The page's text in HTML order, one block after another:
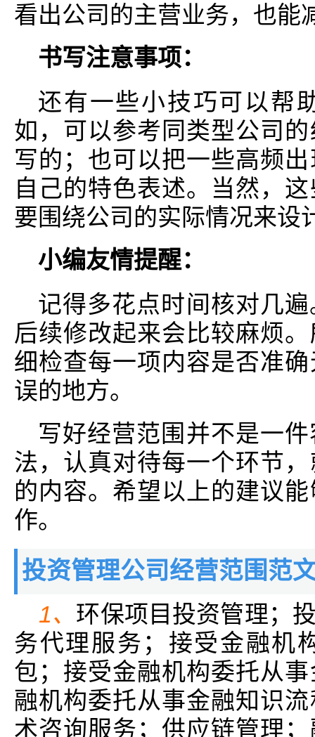
看出公司的主营业务，也能
书写注意事项：
还有一些小技巧可以帮
如，可以参考同类型公司
写的；也可以把一些高频
自己的特色表述。当然，
要围绕公司的实际情况来设
小编友情提醒：
记得多花点时间核对几
后续修改起来会比较麻烦
细检查每一项内容是否准
误的地方。
写好经营范围并不是一
法，认真对待每一个环节
的内容。希望以上的建议
作。
投资管理公司经营范围范
1、 环保项目投资管理；
务代理服务；接受金融机
包；接受金融机构委托从
融机构委托从事金融知识
术咨询服务；供应链管理